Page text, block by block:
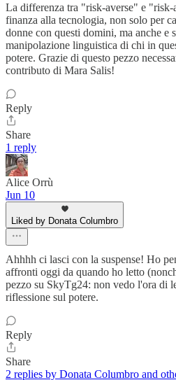
La differenza tra "risk-averse" e
finanza alla tecnologia, non solo per
donne con questi domini, ma anche e
manipolazione linguistica di chi in
potere. Grazie di questo pezzo
contributo di Mara Salis!
Reply
Share
1 reply
Alice Orrù
Jun 10
Liked by Donata Columbro
Ahhhh ci lasci con la suspense! Ho
affronti oggi da quando ho letto
pezzo su SkyTg24: non vedo l'ora di
riflessione sul potere.
Reply
Share
2 replies by Donata Columbro and